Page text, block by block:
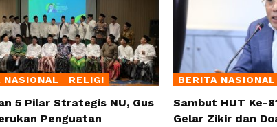
NASIONAL RELIGI
5 Pilar Strategis NU, Gus
Penguatan
BERITA NASIONAL
Sambut HUT Ke-
Gelar Zikir dan